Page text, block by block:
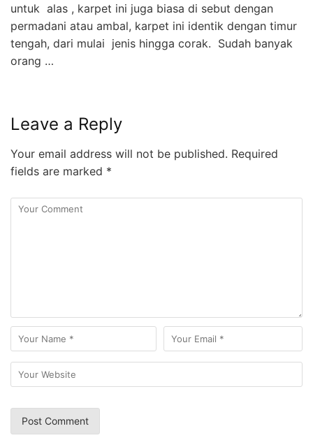
untuk alas , karpet ini juga biasa di sebut dengan
permadani atau ambal, karpet ini identik dengan timur
tengah, dari mulai jenis hingga corak. Sudah banyak
orang …
Leave a Reply
Your email address will not be published. Required
fields are marked *